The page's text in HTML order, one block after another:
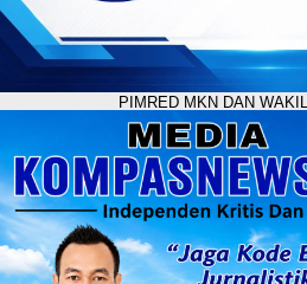
PIMRED MKN DAN